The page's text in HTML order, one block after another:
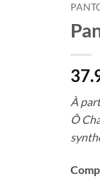
À
Ô